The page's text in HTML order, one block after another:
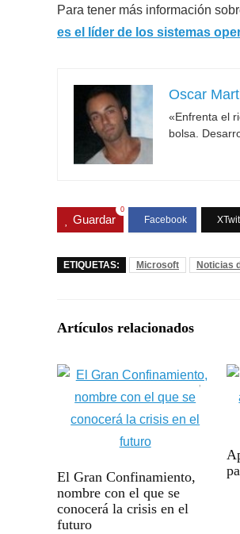
Para tener más información
es el líder de los sistemas
Oscar
«Enfrenta el
bolsa.
Guardar
0
ETIQUETAS: Microsoft Noticias
Artículos relacionados
El Gran Confinamiento,
nombre con el que se
conocerá la crisis en el
futuro